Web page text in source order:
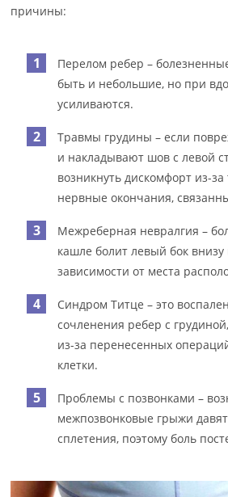
причины:
Перелом ребер –
быть и небольшие, но при
усиливаются.
Травмы грудины – если
и накладывают шов с левой
возникнуть дискомфорт из-
нервные окончания,
Межреберная невралгия –
кашле болит левый бок внизу
зависимости от места
Синдром Титце – это
сочленения ребер с
из-за перенесенных
клетки.
Проблемы с позвонками –
межпозвонковые грыжи
сплетения, поэтому боль